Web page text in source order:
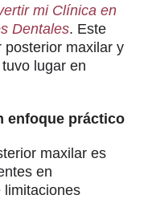
mi Clínica en
Dentales. Este
posterior maxilar y
lugar en
enfoque práctico
maxilar es
en
limitaciones